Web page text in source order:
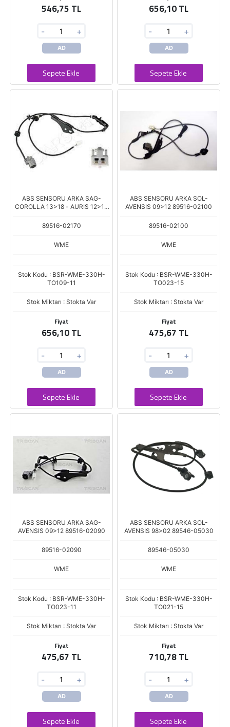
546,75 TL
- +
AD
Sepete Ekle
656,10 TL
- +
AD
Sepete Ekle
ABS SENSORU ARKA SAG-
COROLLA 13>18 - AURIS 12>18
89516-02170
WME
Stok Kodu : BSR-WME-330H-
TO109-11
Stok Miktarı : Stokta Var
Fiyat
656,10 TL
- +
AD
Sepete Ekle
ABS SENSORU ARKA SOL-
AVENSIS 09>12 89516-02100
89516-02100
WME
Stok Kodu : BSR-WME-330H-
TO023-15
Stok Miktarı : Stokta Var
Fiyat
475,67 TL
- +
AD
Sepete Ekle
ABS SENSORU ARKA SAG-
AVENSIS 09>12 89516-02090
89516-02090
WME
Stok Kodu : BSR-WME-330H-
TO023-11
Stok Miktarı : Stokta Var
Fiyat
475,67 TL
- +
AD
Sepete Ekle
ABS SENSORU ARKA SOL-
AVENSIS 98>02 89546-05030
89546-05030
WME
Stok Kodu : BSR-WME-330H-
TO021-15
Stok Miktarı : Stokta Var
Fiyat
710,78 TL
- +
AD
Sepete Ekle